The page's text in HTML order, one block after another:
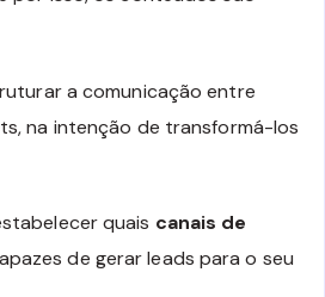
a comunicação entre
na intenção de transformá-los
quais canais de
de gerar leads para o seu